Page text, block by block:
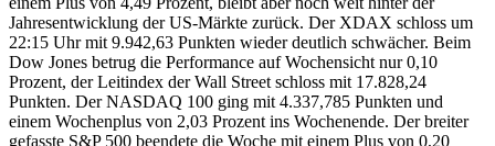
Jahresentwicklung der US-Märkte zurück. Der XDAX schloss um
22:15 Uhr mit 9.942,63 Punkten wieder deutlich schwächer. Beim
Dow Jones betrug die Performance auf Wochensicht nur 0,10
Prozent, der Leitindex der Wall Street schloss mit 17.828,24
Punkten. Der NASDAQ 100 ging mit 4.337,785 Punkten und
einem Wochenplus von 2,03 Prozent ins Wochenende. Der breiter
gefasste S&P 500 beendete die Woche mit einem Plus von 0,20